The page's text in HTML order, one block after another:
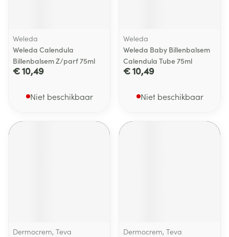
Weleda
Weleda Calendula
Billenbalsem Z/parf 75ml
€ 10,49
Niet beschikbaar
Weleda
Weleda Baby Billenbalsem
Calendula Tube 75ml
€ 10,49
Niet beschikbaar
Dermocrem, Teva
Dermocrem, Teva